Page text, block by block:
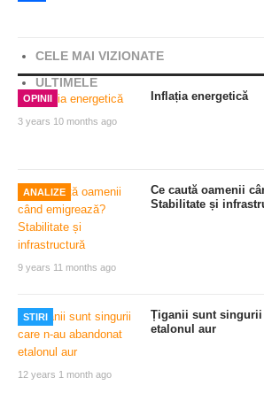
CELE MAI VIZIONATE
ULTIMELE
OPINII
3 years 10 months ago
Inflația energetică
ANALIZE
9 years 11 months ago
Ce caută oamenii
Stabilitate și
STIRI
12 years 1 month ago
Țiganii sunt singurii
etalonul aur